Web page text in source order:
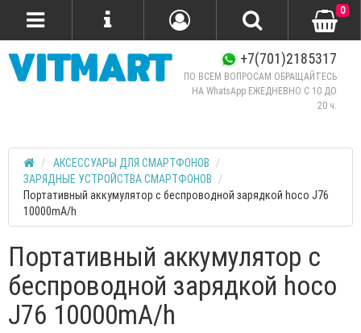
+7(701)2185317
ПО ВСЕМ ВОПРОСАМ ОБРАЩАЙТЕСЬ
НА WhatsApp ЕЖЕДНЕВНО C 10 ДО
20 ч.
0
АКСЕССУАРЫ ДЛЯ СМАРТФОНОВ
ЗАРЯДНЫЕ УСТРОЙСТВА СМАРТФОНОВ
Портативный аккумулятор с беспроводной зарядкой hoco J76
10000mA/h
Портативный аккумулятор с
беспроводной зарядкой hoco
J76 10000mA/h